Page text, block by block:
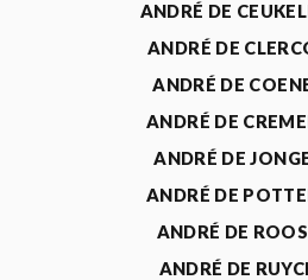
ANDRÉ DE
ANDRÉ DE
ANDRÉ DE
ANDRÉ DE
ANDRÉ DE
ANDRÉ DE
ANDRÉ DE
ANDRÉ DE